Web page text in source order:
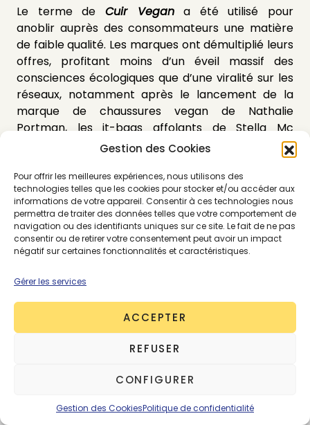
Gestion des Cookies
Pour offrir les meilleures expériences, nous utilisons des
technologies telles que les cookies pour stocker et/ou accéder aux
informations de votre appareil. Consentir à ces technologies nous
permettra de traiter des données telles que votre comportement de
navigation ou des identifiants uniques sur ce site. Le fait de ne pas
consentir ou de retirer votre consentement peut avoir un impact
négatif sur certaines fonctionnalités et caractéristiques.
Gérer les services
ACCEPTER
REFUSER
CONFIGURER
Gestion des CookiesPolitique de confidentialité
Le terme de Cuir Vegana été utilisé pour
anoblir auprès des consommateurs une matière
de faible qualité. Les marques ont démultiplié leurs
offres, profitant moins d’un éveil massif des
consciences écologiques que d’une viralité sur les
réseaux, notamment après le lancement de la
marque de chaussures vegan de Nathalie
Portman, les it-bags affolants de Stella Mc
les pièces de fake-fur / fake-leather
Or, si les grandes
maisons comme Stella Mc Cartney s’attachent à
utiliser du plastique recyclé, les enseignes de fast-
fashion qui les copient d’emblée ont un rationnel
économique, non écologique : elles produisent le
moins cher et le plus rapidement possible, des
produits voués à être rapidement consommés et
oubliés au fond d’un placard après quelques